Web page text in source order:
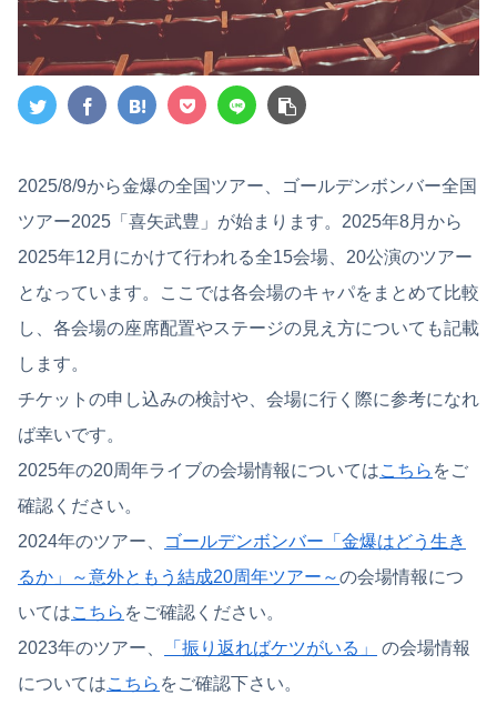
2025/8/9から金爆の全国ツアー、ゴールデンボンバー全国
ツアー2025「喜矢武豊」が始まります。2025年8月から
2025年12月にかけて行われる全15会場、20公演のツアー
となっています。ここでは各会場のキャパをまとめて比較
し、各会場の座席配置やステージの見え方についても記載
します。
チケットの申し込みの検討や、会場に行く際に参考になれ
ば幸いです。
2025年の20周年ライブの会場情報についてはこちら をご
確認ください。
2024年のツアー、
ゴールデンボンバー「金爆はどう生き
るか」～意外ともう結成20周年ツアー～の会場情報につ
いてはこちら をご確認ください。
2023年のツアー、
「振り返ればケツがいる」
の会場情報
についてはこちら をご確認下さい。